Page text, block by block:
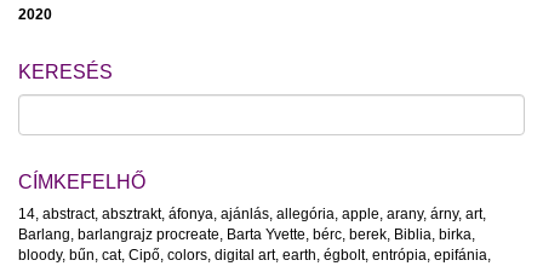
2020
KERESÉS
CÍMKEFELHŐ
14, abstract, absztrakt, áfonya, ajánlás, allegória, apple, arany, árny, art,
Barlang, barlangrajz procreate, Barta Yvette, bérc, berek, Biblia, birka,
bloody, bűn, cat, Cipő, colors, digital art, earth, égbolt, entrópia, epifánia,